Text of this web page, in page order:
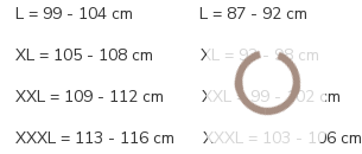
L = 99 - 104 cm L = 87 - 92 cm
XL = 105 - 108 cm XL = 93 - 98 cm
XXL = 109 - 112 cm XXL = 99 - 102 cm
XXXL = 113 - 116 cm XXXL = 103 - 106 cm